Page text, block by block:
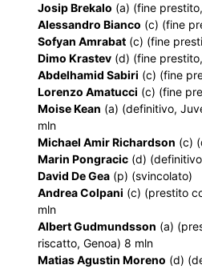
Josip Brekalo (a) (fine
Alessandro Bianco (c) (fine
Sofyan Amrabat (c) (fine
Dimo Krastev (d) (fine
Abdelhamid Sabiri (c) (fine
Lorenzo Amatucci (c) (fine
Moise Kean (a) (definitivo,
mln
Michael Amir Richardson (c)
Marin Pongracic (d)
David De Gea (p) (svincolato)
Andrea Colpani (c) (prestito
mln
Albert Gudmundsson (a)
riscatto, Genoa) 8 mln
Matias Agustin Moreno (d)